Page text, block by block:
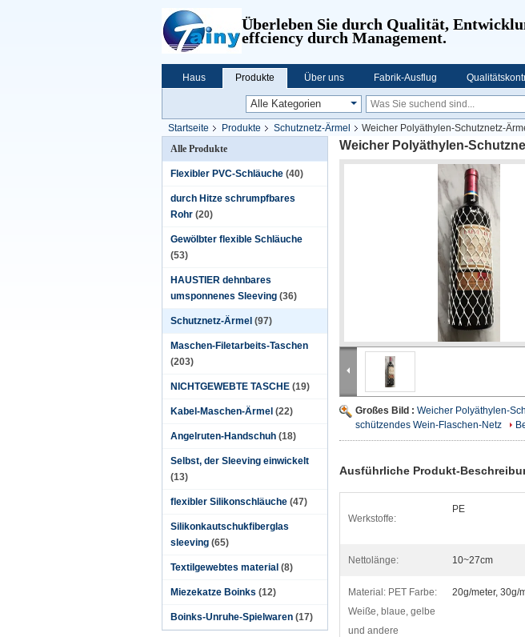
Überleben Sie durch Qualität,
effciency durch Management.
Haus Produkte Über uns Fabrik-Ausflug
Startseite Produkte Schutznetz-Ärmel
Weicher Polyäthylen-Schutznetz-
Alle Produkte
Flexibler PVC-Schläuche (40)
durch Hitze schrumpfbares
Rohr (20)
Gewölbter flexible Schläuche
(53)
HAUSTIER dehnbares
umsponnenes Sleeving (36)
Schutznetz-Ärmel (97)
Maschen-Filetarbeits-Taschen
(203)
NICHTGEWEBTE TASCHE (19)
Kabel-Maschen-Ärmel (22)
Angelruten-Handschuh (18)
Selbst, der Sleeving einwickelt
(13)
flexibler Silikonschläuche (47)
Silikonkautschukfiberglas
sleeving (65)
Textilgewebtes material (8)
Miezekatze Boinks (12)
Boinks-Unruhe-Spielwaren (17)
Weicher Polyäthylen-
Großes Bild : Weicher Polyäthylen-
schützendes Wein-Flaschen-Netz
Ausführliche Produkt-
Werkstoffe:
PE
Nettolänge: 10~27cm
Material: PET Farbe:
Weiße, blaue, gelbe
und andere
20g/meter, 30g/